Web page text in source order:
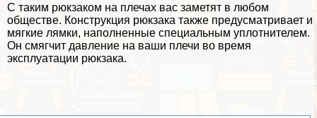
С таким рюкзаком на плечах вас заметят в любом
обществе. Конструкция рюкзака также предусматривает и
мягкие лямки, наполненные специальным уплотнителем.
Он смягчит давление на ваши плечи во время
эксплуатации рюкзака.